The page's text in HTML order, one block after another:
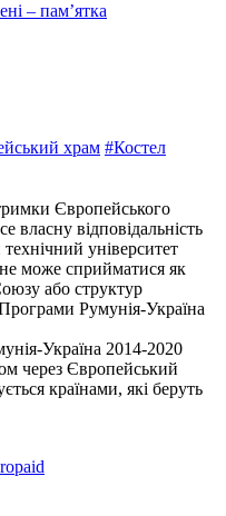
– пам’ятка
храм #Костел
Європейського
власну відповідальність
університет
не може сприйматися як
або структур
Румунія-Україна
Україна 2014-2020
через Європейський
країнами, які беруть